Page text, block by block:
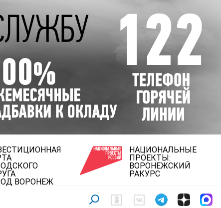
ВОРОНЕЖ
НАЦИОНАЛЬНЫЕ
ПРОЕКТЫ:
ВОРОНЕЖСКИЙ
РАКУРС